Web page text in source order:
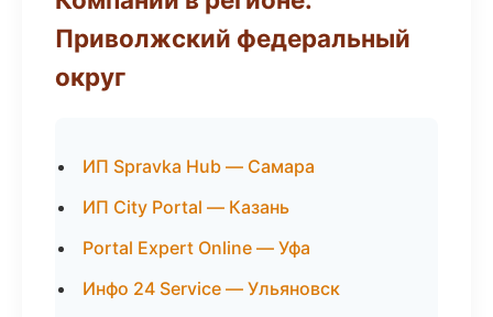
Приволжский федеральный
округ
ИП Spravka Hub — Самара
ИП City Portal — Казань
Portal Expert Online — Уфа
Инфо 24 Service — Ульяновск